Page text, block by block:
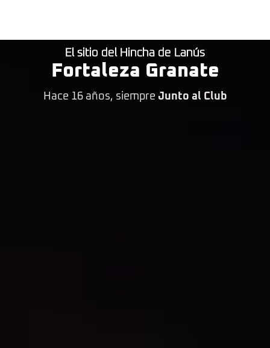
El sitio del Hincha de Lanús
Fortaleza Granate
Hace 16 años, siempre Junto al Club